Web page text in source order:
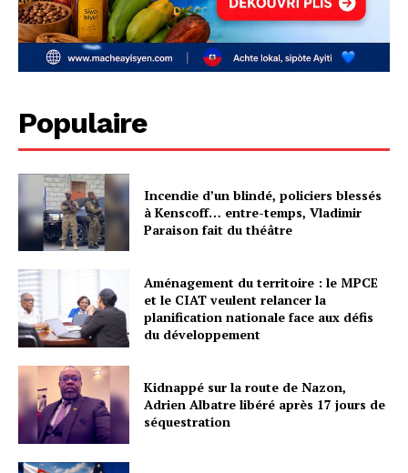
Populaire
Incendie d’un blindé, policiers blessés
à Kenscoff… entre-temps, Vladimir
Paraison fait du théâtre
Aménagement du territoire : le MPCE
et le CIAT veulent relancer la
planification nationale face aux défis
du développement
Kidnappé sur la route de Nazon,
Adrien Albatre libéré après 17 jours de
séquestration